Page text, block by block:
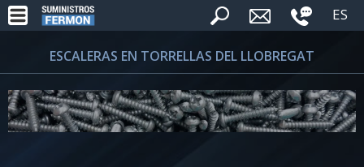
ES
ESCALERAS EN TORRELLAS DEL LLOBREGAT